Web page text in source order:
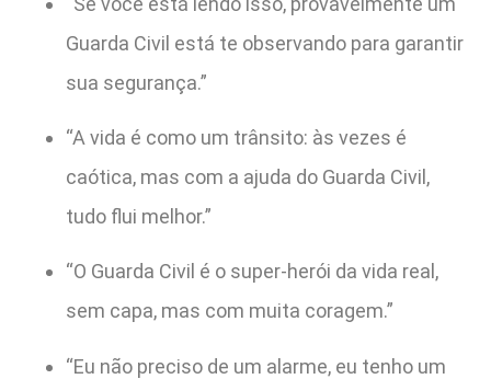
Guarda Civil está te observando para garantir
sua segurança.”
“A vida é como um trânsito: às vezes é
caótica, mas com a ajuda do Guarda Civil,
tudo flui melhor.”
“O Guarda Civil é o super-herói da vida real,
sem capa, mas com muita coragem.”
“Eu não preciso de um alarme, eu tenho um